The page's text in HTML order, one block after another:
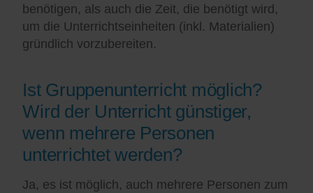
benötigen, als auch die Zeit, die benötigt wird,
um die Unterrichtseinheiten (inkl. Materialien)
gründlich vorzubereiten.
Ist Gruppenunterricht möglich?
Wird der Unterricht günstiger,
wenn mehrere Personen
unterrichtet werden?
Ja, es ist möglich, auch mehrere Personen zum